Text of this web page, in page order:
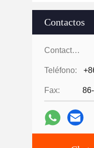
Contactos
Contactos:
Teléfono:
Fax: